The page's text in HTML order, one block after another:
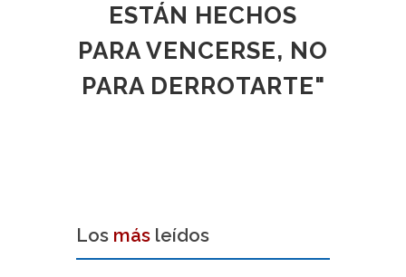
ESTÁN HECHOS
PARA VENCERSE, NO
PARA DERROTARTE"
Los más leídos